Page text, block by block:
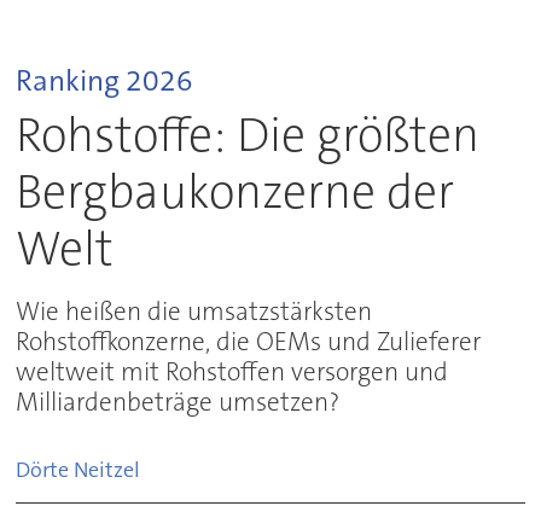
Ranking 2026
Rohstoffe: Die größten
Bergbaukonzerne der
Welt
Wie heißen die umsatzstärksten
Rohstoffkonzerne, die OEMs und Zulieferer
weltweit mit Rohstoffen versorgen und
Milliardenbeträge umsetzen?
Dörte Neitzel